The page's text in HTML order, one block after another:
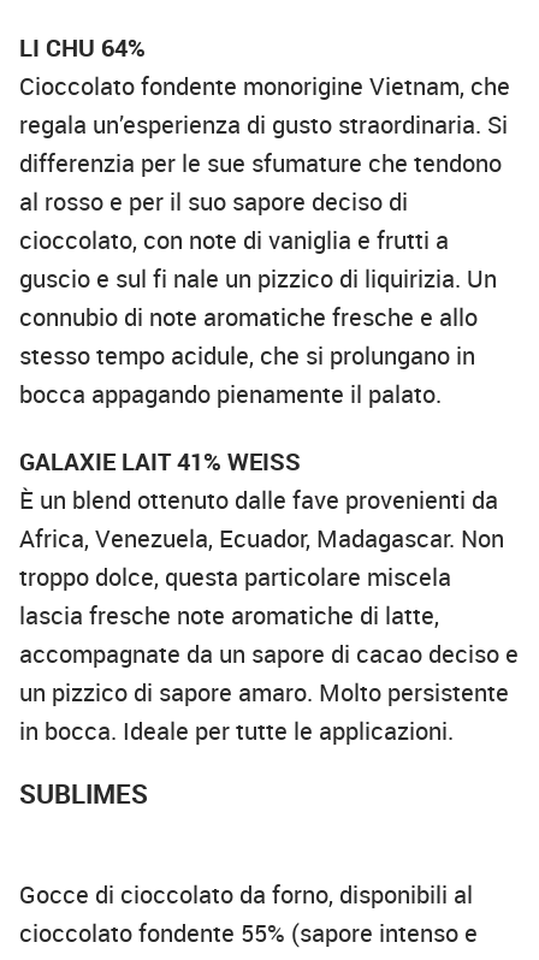
LI CHU 64%
Cioccolato fondente monorigine Vietnam, che
regala un’esperienza di gusto straordinaria. Si
differenzia per le sue sfumature che tendono
al rosso e per il suo sapore deciso di
cioccolato, con note di vaniglia e frutti a
guscio e sul fi nale un pizzico di liquirizia. Un
connubio di note aromatiche fresche e allo
stesso tempo acidule, che si prolungano in
bocca appagando pienamente il palato.
GALAXIE LAIT 41% WEISS
È un blend ottenuto dalle fave provenienti da
Africa, Venezuela, Ecuador, Madagascar. Non
troppo dolce, questa particolare miscela
lascia fresche note aromatiche di latte,
accompagnate da un sapore di cacao deciso e
un pizzico di sapore amaro. Molto persistente
in bocca. Ideale per tutte le applicazioni.
SUBLIMES
Gocce di cioccolato da forno, disponibili al
cioccolato fondente 55% (sapore intenso e